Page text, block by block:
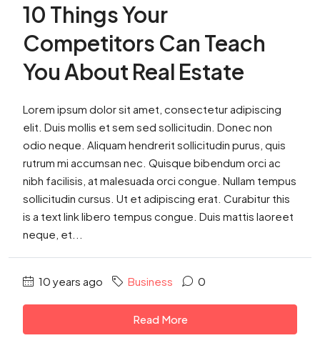
10 Things Your
Competitors Can Teach
You About Real Estate
Lorem ipsum dolor sit amet, consectetur adipiscing
elit. Duis mollis et sem sed sollicitudin. Donec non
odio neque. Aliquam hendrerit sollicitudin purus, quis
rutrum mi accumsan nec. Quisque bibendum orci ac
nibh facilisis, at malesuada orci congue. Nullam tempus
sollicitudin cursus. Ut et adipiscing erat. Curabitur this
is a text link libero tempus congue. Duis mattis laoreet
neque, et...
10 years ago Business 0
Read More